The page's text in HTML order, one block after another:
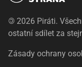
© 2026 Piráti.
ostatní sdílet za
Zásady ochrany